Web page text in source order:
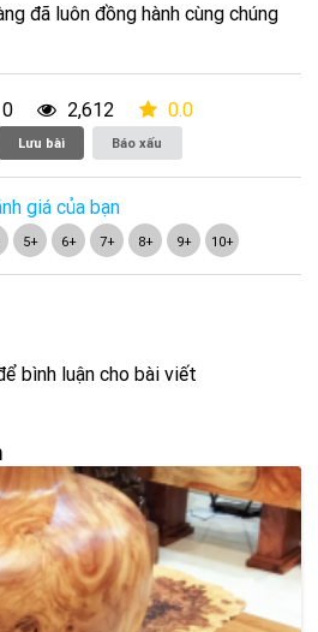
đã luôn đồng hành cùng chúng
0 2,612 0.0
Lưu bài Báo xấu
giá của bạn
5+ 6+ 7+ 8+ 9+ 10+
bình luận cho bài viết